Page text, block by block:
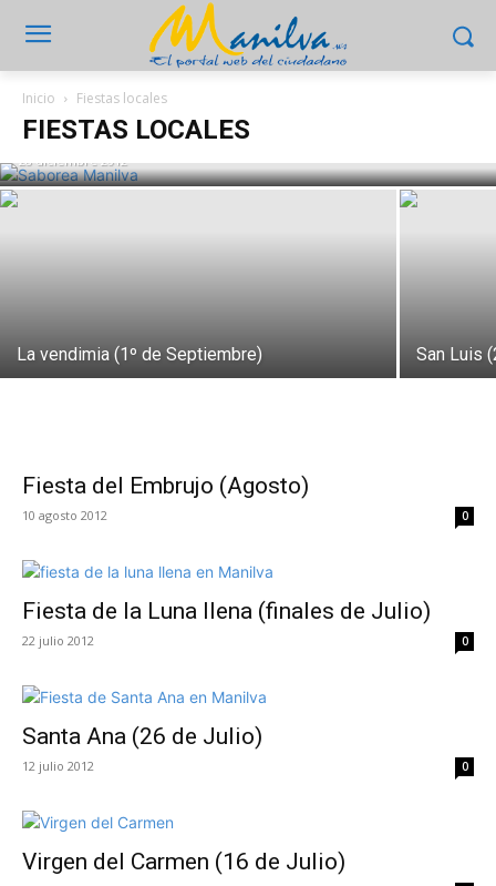
Inicio Fiestas locales
FIESTAS LOCALES
Feria gastronómica Saborea Manilva (1º
de diciembre)
28 diciembre 2012
La vendimia (1º de Septiembre) San Luis
Fiesta del Embrujo (Agosto)
10 agosto 2012 0
Fiesta de la Luna llena (finales de Julio)
22 julio 2012 0
Santa Ana (26 de Julio)
12 julio 2012 0
Virgen del Carmen (16 de Julio)